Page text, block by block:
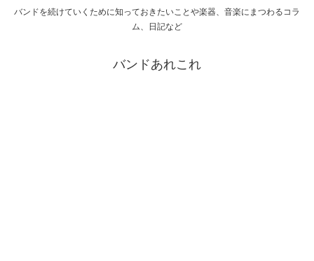
バンドを続けていくために知っておきたいことや楽器、音楽にまつわるコラ
ム、日記など
バンドあれこれ